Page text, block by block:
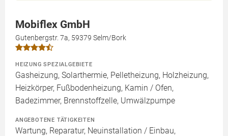
Mobiflex GmbH
Gutenbergstr. 7a, 59379 Selm/Bork
HEIZUNG SPEZIALGEBIETE
Gasheizung, Solarthermie, Pelletheizung, Holzheizung,
Heizkörper, Fußbodenheizung, Kamin / Ofen,
Badezimmer, Brennstoffzelle, Umwälzpumpe
ANGEBOTENE TÄTIGKEITEN
Wartung, Reparatur, Neuinstallation / Einbau,